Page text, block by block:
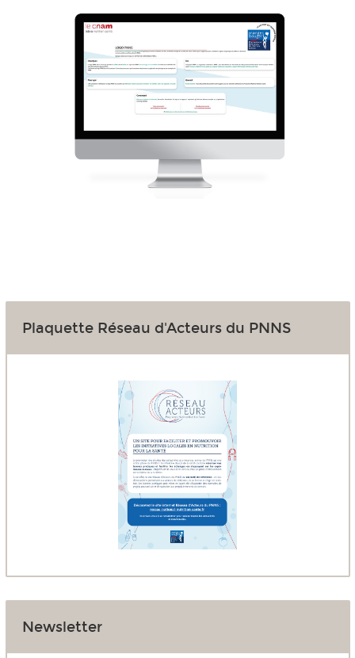
Plaquette Réseau d'Acteurs du PNNS
Newsletter